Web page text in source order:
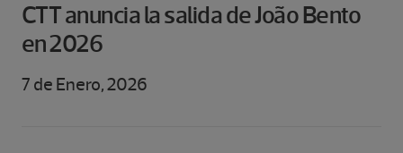
CTT anuncia la salida de João Bento
en 2026
7 de Enero, 2026